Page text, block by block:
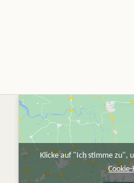
auf der Produktseite
Klicke auf "Ich stimme zu",